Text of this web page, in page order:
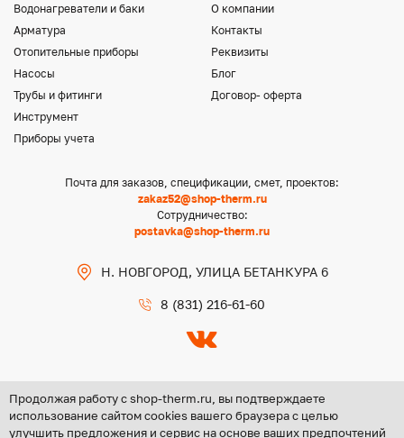
Водонагреватели и баки
Арматура
Отопительные приборы
Насосы
Трубы и фитинги
Инструмент
Приборы учета
О компании
Контакты
Реквизиты
Блог
Договор- оферта
Почта для заказов, спецификации, смет, проектов:
zakaz52@shop-therm.ru
Сотрудничество:
postavka@shop-therm.ru
Н. НОВГОРОД, УЛИЦА БЕТАНКУРА 6
8 (831) 216-61-60
Copyright @ 2026 ООО «ЦЕНТР ГРУПП НН»
Продолжая работу с shop-therm.ru, вы подтверждаете
использование сайтом cookies вашего браузера с целью
улучшить предложения и сервис на основе ваших предпочтений